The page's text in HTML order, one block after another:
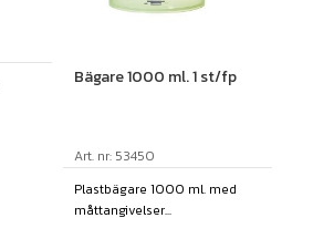
Bägare 1000 ml. 1 st/fp
Art. nr: 53450
Plastbägare 1000 ml. med
måttangivelser...